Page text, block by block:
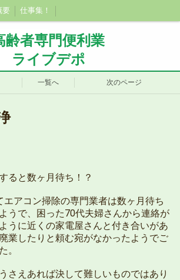
要 仕事集！
齢者専門便利業
ライブデポ
一覧へ 次のページ
ると数ヶ月待ち！？
エアコン掃除の専門業者は数ヶ月待ち
うで、困った70代夫婦さんから連絡が
うに近くの家電屋さんと付き合いがあ
業したりと頼む宛がなかったようでご
。
さえあれば決して難しいものではあり